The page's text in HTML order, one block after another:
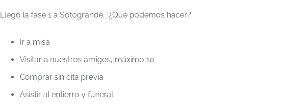
Llegó la fase 1 a Sotogrande. ¿Qué podemos hacer?
Ir a misa
Visitar a nuestros amigos, máximo 10
Comprar sin cita previa
Asistir al entierro y funeral